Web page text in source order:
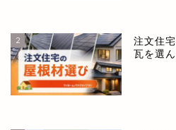
2
注文住
瓦を選